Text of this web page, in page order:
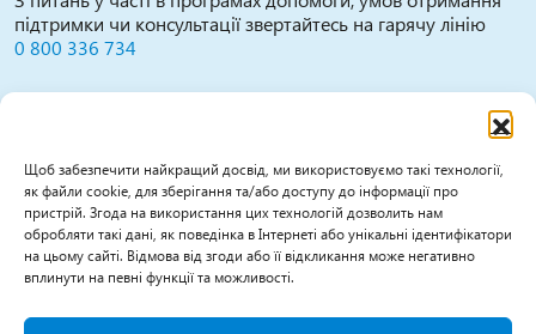
Щоб забезпечити найкращий досвід, ми використовуємо такі технології,
як файли cookie, для зберігання та/або доступу до інформації про
пристрій. Згода на використання цих технологій дозволить нам
обробляти такі дані, як поведінка в Інтернеті або унікальні ідентифікатори
на цьому сайті. Відмова від згоди або її відкликання може негативно
вплинути на певні функції та можливості.
підтримки чи консультації звертайтесь на гарячу лінію
0 800 336 734
Повідомити про можливі випадки зловживань,
порушень, дискримінації тощо можна за цими
каналами:
0800 336 734(гаряча лінія працює Пн-Пт 09:30-
16:00)
feedback@caritas.ua